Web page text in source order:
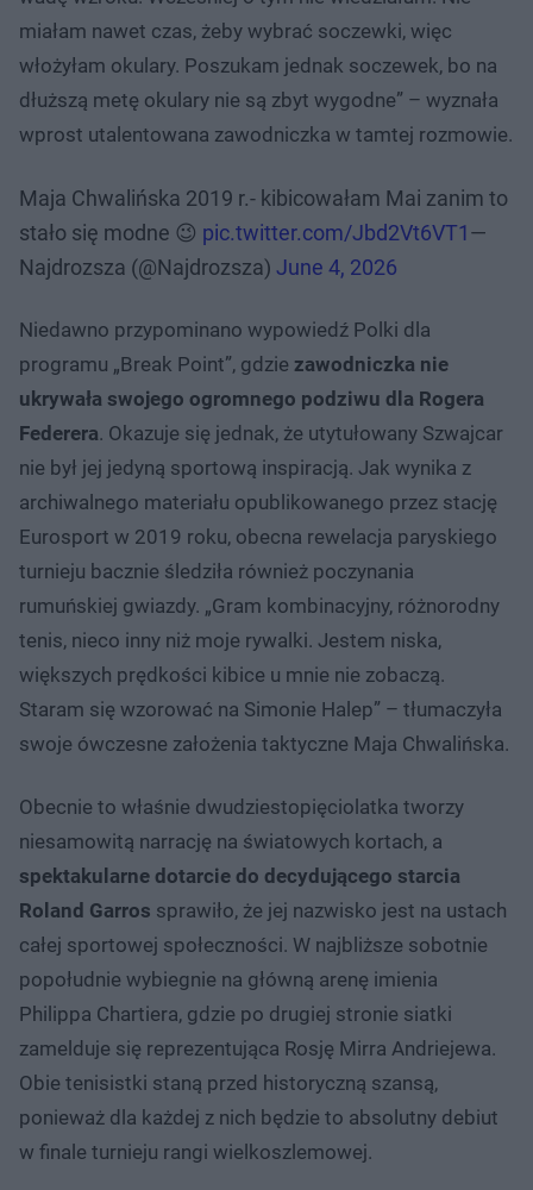
miałam nawet czas, żeby wybrać soczewki, więc
włożyłam okulary. Poszukam jednak soczewek, bo na
dłuższą metę okulary nie są zbyt wygodne” – wyznała
wprost utalentowana zawodniczka w tamtej rozmowie.
Maja Chwalińska 2019 r.- kibicowałam Mai zanim to
stało się modne 😉 pic.twitter.com/Jbd2Vt6VT1—
Najdrozsza (@Najdrozsza) June 4, 2026
Niedawno przypominano wypowiedź Polki dla
programu „Break Point”, gdzie zawodniczka nie
ukrywała swojego ogromnego podziwu dla Rogera
Federera. Okazuje się jednak, że utytułowany Szwajcar
nie był jej jedyną sportową inspiracją. Jak wynika z
archiwalnego materiału opublikowanego przez stację
Eurosport w 2019 roku, obecna rewelacja paryskiego
turnieju bacznie śledziła również poczynania
rumuńskiej gwiazdy. „Gram kombinacyjny, różnorodny
tenis, nieco inny niż moje rywalki. Jestem niska,
większych prędkości kibice u mnie nie zobaczą.
Staram się wzorować na Simonie Halep” – tłumaczyła
swoje ówczesne założenia taktyczne Maja Chwalińska.
Obecnie to właśnie dwudziestopięciolatka tworzy
niesamowitą narrację na światowych kortach, a
spektakularne dotarcie do decydującego starcia
Roland Garros sprawiło, że jej nazwisko jest na ustach
całej sportowej społeczności. W najbliższe sobotnie
popołudnie wybiegnie na główną arenę imienia
Philippa Chartiera, gdzie po drugiej stronie siatki
zamelduje się reprezentująca Rosję Mirra Andriejewa.
Obie tenisistki staną przed historyczną szansą,
ponieważ dla każdej z nich będzie to absolutny debiut
w finale turnieju rangi wielkoszlemowej.